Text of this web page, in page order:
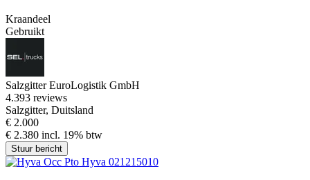
Kraandeel
Gebruikt
Salzgitter EuroLogistik GmbH
4.393 reviews
Salzgitter, Duitsland
€ 2.000
€ 2.380 incl. 19% btw
Stuur bericht